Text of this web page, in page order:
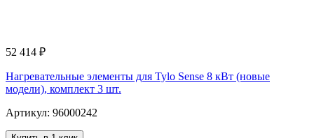
52 414 ₽
Нагревательные элементы для Tylo Sense 8 кВт (новые
модели), комплект 3 шт.
Артикул: 96000242